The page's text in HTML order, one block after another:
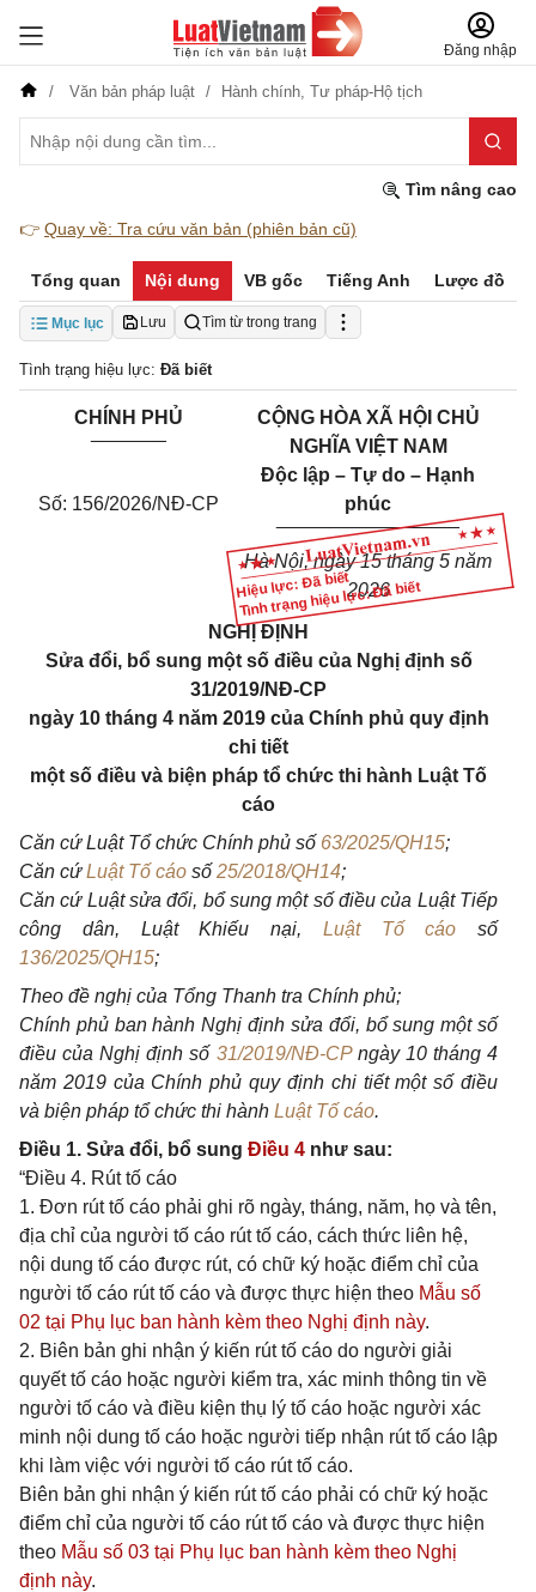
Đăng nhập
Văn bản pháp luật Hành chính, Tư pháp-Hộ tịch
Tìm nâng cao
👉 Quay về: Tra cứu văn bản (phiên bản cũ)
Tổng quan Nội dung VB gốc Tiếng Anh Lược đồ
Mục lục Lưu Tìm từ trong trang
Tình trạng hiệu lực: Đã biết
Hiệu lực: Đã biết
Tình trạng hiệu lực: Đã biết
CHÍNH PHỦ
Số: 156/2026/NĐ-CP
CỘNG HÒA XÃ HỘI CHỦ
NGHĨA VIỆT NAM
Độc lập – Tự do – Hạnh
phúc
_________________
Hà Nội, ngày 15 tháng 5 năm
2026
NGHỊ ĐỊNH
Sửa đổi, bổ sung một số điều của Nghị định số
31/2019/NĐ-CP
ngày 10 tháng 4 năm 2019 của Chính phủ quy định
chi tiết
một số điều và biện pháp tổ chức thi hành Luật Tố
cáo
Căn cứ Luật Tổ chức Chính phủ số 63/2025/QH15;
Căn cứLuật Tố cáo số 25/2018/QH14;
Căn cứ Luật sửa đổi, bổ sung một số điều của Luật Tiếp
công dân, Luật Khiếu nại, Luật Tố cáo số
136/2025/QH15;
Theo đề nghị của Tổng Thanh tra Chính phủ;
Chính phủ ban hành Nghị định sửa đổi, bổ sung một số
điều của Nghị định số 31/2019/NĐ-CPngày 10 tháng 4
năm 2019 của Chính phủ quy định chi tiết một số điều
và biện pháp tổ chức thi hành Luật Tố cáo.
Điều 1. Sửa đổi, bổ sung Điều 4 như sau:
“Điều 4. Rút tố cáo
1. Đơn rút tố cáo phải ghi rõ ngày, tháng, năm, họ và tên,
địa chỉ của người tố cáo rút tố cáo, cách thức liên hệ,
nội dung tố cáo được rút, có chữ ký hoặc điểm chỉ của
người tố cáo rút tố cáo và được thực hiện theo Mẫu số
02 tại Phụ lục ban hành kèm theo Nghị định này.
2. Biên bản ghi nhận ý kiến rút tố cáo do người giải
quyết tố cáo hoặc người kiểm tra, xác minh thông tin về
người tố cáo và điều kiện thụ lý tố cáo hoặc người xác
minh nội dung tố cáo hoặc người tiếp nhận rút tố cáo lập
khi làm việc với người tố cáo rút tố cáo.
Biên bản ghi nhận ý kiến rút tố cáo phải có chữ ký hoặc
điểm chỉ của người tố cáo rút tố cáo và được thực hiện
theo Mẫu số 03 tại Phụ lục ban hành kèm theo Nghị
định này.